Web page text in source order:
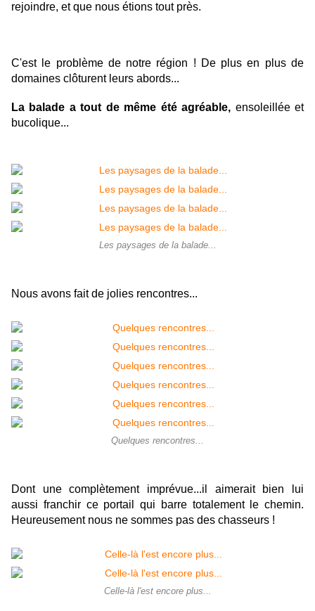
rejoindre, et que nous étions tout près.
C'est le problème de notre région ! De plus en plus de
domaines clôturent leurs abords...
La balade a tout de même été agréable, ensoleillée et
bucolique...
Les paysages de la balade...
Nous avons fait de jolies rencontres...
Quelques rencontres...
Dont une complètement imprévue...il aimerait bien lui
aussi franchir ce portail qui barre totalement le chemin.
Heureusement nous ne sommes pas des chasseurs !
Celle-là l'est encore plus...